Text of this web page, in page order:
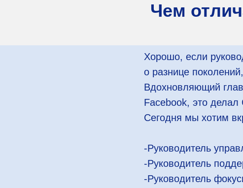
Чем
Хорошо, если
о разнице
Вдохновляющий
Facebook, это
Сегодня мы хотим
-Руководитель
-Руководитель
-Руководитель